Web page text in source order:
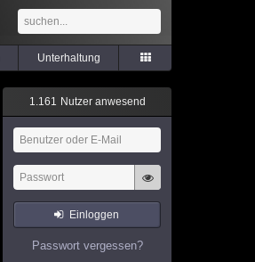
Unterhaltung
1.161 Nutzer anwesend
Einloggen
Passwort vergessen?